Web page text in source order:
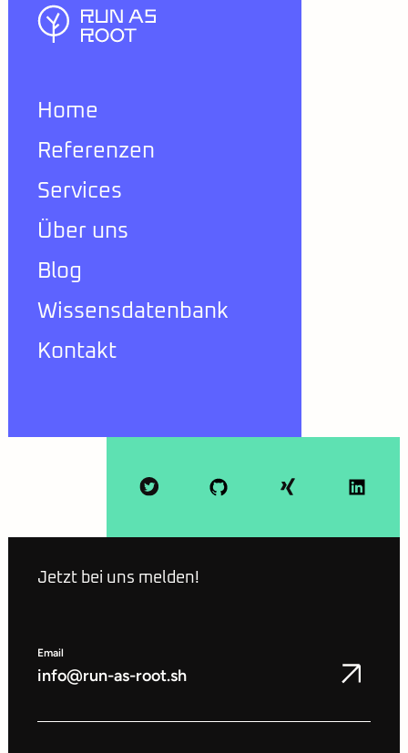
Home
Referenzen
Services
Über uns
Blog
Wissensdatenbank
Kontakt
Jetzt bei uns melden!
Email
info@run-as-root.sh